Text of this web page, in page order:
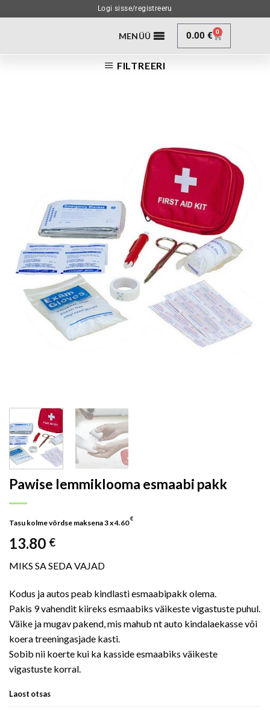
Logi sisse/registreeru
MENÜÜ 0.00€ 0
FILTREERI
Pawise lemmiklooma esmaabi pakk
Tasu kolme võrdse maksena 3 x4.60
€
13.80 €
MIKS SA SEDA VAJAD
Kodus ja autos peab kindlasti esmaabipakk olema.
Pakis 9 vahendit kiireks esmaabiks väikeste vigastuste puhul.
Väike ja mugav pakend, mis mahub nt auto kindalaekasse või
koera treeningasjade kasti.
Sobib nii koerte kui ka kasside esmaabiks väikeste
vigastuste korral.
Laost otsas